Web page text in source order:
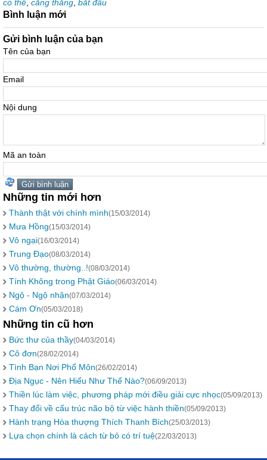
có thể, căng thẳng bắt đầu
Bình luận mới
Gửi bình luận của bạn
Tên của bạn
Email
Nội dung
Mã an toàn
Những tin mới hơn
Thành thật với chính mình(15/03/2014)
Mưa Hồng(15/03/2014)
Vô ngại(16/03/2014)
Trung Đạo(08/03/2014)
Vô thường, thường..!(08/03/2014)
Tính Không trong Phật Giáo(06/03/2014)
Ngộ - Ngộ nhận(07/03/2014)
Cám Ơn(05/03/2018)
Những tin cũ hơn
Bức thư của thầy(04/03/2014)
Cô đơn(28/02/2014)
Tình Bạn Nơi Phổ Môn(26/02/2014)
Địa Ngục - Nên Hiểu Như Thế Nào?(06/09/2013)
Thiền lúc làm việc, phương pháp mới điều giải cực nhọc(05/09/2013)
Thay đổi về cấu trúc não bộ từ việc hành thiền(05/09/2013)
Hành trạng Hòa thượng Thích Thanh Bích(25/03/2013)
Lựa chọn chính là cách từ bỏ có trí tuệ(22/03/2013)